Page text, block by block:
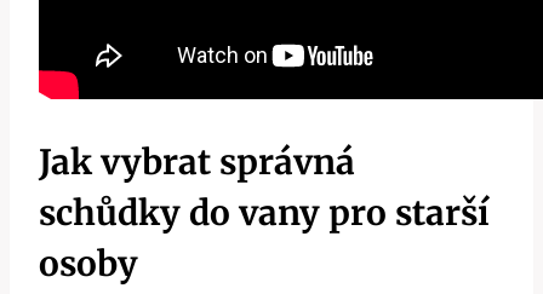
Jak vybrat správná
schůdky do vany pro starší
osoby